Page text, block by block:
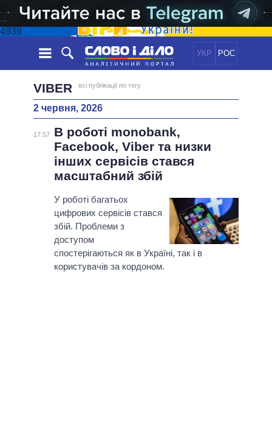
4939
УКР РОС
НОВИНИ
СТРІЧКА
ПОДІЇ
СТАТТІ
ДУМКИ
ДАЙДЖЕСТИ
ЕКОНОМІКА
СУСПІЛЬСТВО
СВІТ
ПОЛIТИКИ
УСІ ПОЛІТИКИ
ВЕРХОВНА РАДА
КАБІНЕТ МІНІСТРІВ
ГОЛОВИ ОБЛАДМІНІСТРАЦІЙ
МЕРИ МІСТ
ВСІ ПЕРСОНИ
ІНФОГРАФІКА
ПІДТРИМАТИ
ПОРІВНЯННЯ ПОЛІТИКІВ
VIBER всі публікації по тегу
2 червня, 2026
17:57
В роботі monobank,
Facebook, Viber та низки
інших сервісів стався
масштабний збій
У роботі багатьох
цифрових сервісів стався
збій. Проблеми з
доступом
спостерігаються як в Україні, так і в
користувачів за кордоном.